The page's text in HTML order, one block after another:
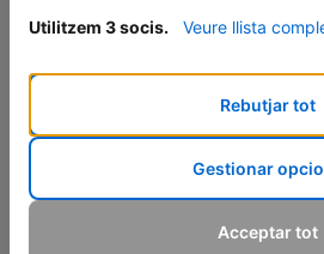
– Descansar millor,
Recorda: no necessites ser perfecta
petites coses que et facin bé.
Però necessito saber què necessites
programa sobre nutrició i hàbits
Utilitzem 3 socis. Veure llista
Rebutjar tot
Gestionar
Acceptar tot